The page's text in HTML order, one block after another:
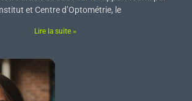
et Centre d’Optométrie, le
Lire la suite »